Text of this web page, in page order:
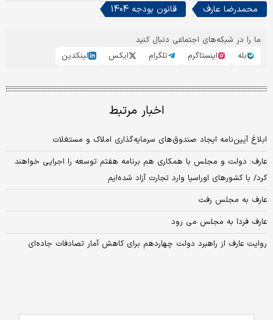
محمدرضا عارف قانون بودجه 1404
ما را در شبکه‌های اجتماعی دنبال کنید
بله
اینستاگرم تلگرام ایکس لینکدین
اخبار مرتبط
ابلاغ آیین‌نامه ایجاد صندوق‌های سرمایه‌گذاری املاک و مستغلات
عارف: دولت و مجلس با همکاری هم برنامه هفتم توسعه را اجرایی خواهند
کرد/ با کشورهای اوراسیا وارد تجارت آزاد شده‌ایم
عارف به مجلس رفت
عارف فردا به مجلس می رود
روایت عارف از راهبرد دولت چهاردهم برای کاهش آمار تصادفات جاده‌ای